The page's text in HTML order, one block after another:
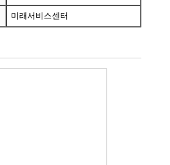
미래서비스센터